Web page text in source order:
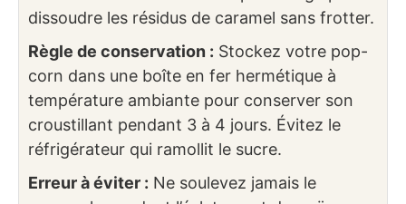
dissoudre les résidus de caramel sans frotter.
Règle de conservation : Stockez votre pop-
corn dans une boîte en fer hermétique à
température ambiante pour conserver son
croustillant pendant 3 à 4 jours. Évitez le
réfrigérateur qui ramollit le sucre.
Erreur à éviter : Ne soulevez jamais le